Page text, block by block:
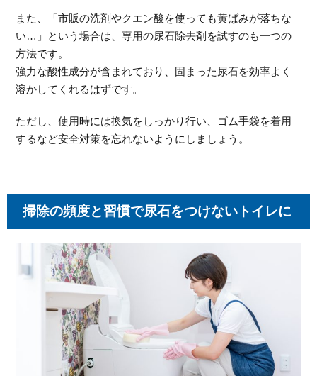
また、「市販の洗剤やクエン酸を使っても黄ばみが落ちな
い…」という場合は、専用の尿石除去剤を試すのも一つの
方法です。
強力な酸性成分が含まれており、固まった尿石を効率よく
溶かしてくれるはずです。
ただし、使用時には換気をしっかり行い、ゴム手袋を着用
するなど安全対策を忘れないようにしましょう。
掃除の頻度と習慣で尿石をつけないトイレに